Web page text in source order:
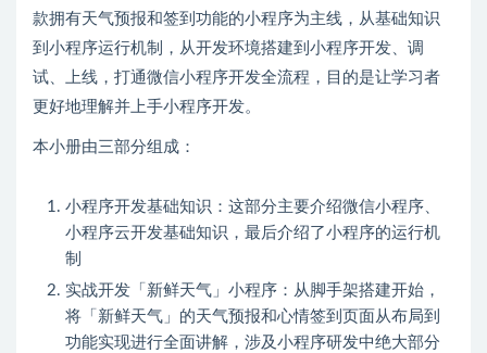
款拥有天气预报和签到功能的小程序为主线，从基础知识
到小程序运行机制，从开发环境搭建到小程序开发、调
试、上线，打通微信小程序开发全流程，目的是让学习者
更好地理解并上手小程序开发。
本小册由三部分组成：
小程序开发基础知识：这部分主要介绍微信小程序、
小程序云开发基础知识，最后介绍了小程序的运行机
制
实战开发「新鲜天气」小程序：从脚手架搭建开始，
将「新鲜天气」的天气预报和心情签到页面从布局到
功能实现进行全面讲解，涉及小程序研发中绝大部分